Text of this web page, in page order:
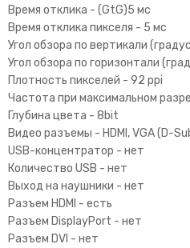
Время отклика - (GtG)5 мс
Время отклика пикселя - 5 мс
Угол обзора по вертикали
Угол обзора по горизонтали
Плотность пикселей - 92 ppi
Частота при максимальном
Глубина цвета - 8bit
Видео разъемы - HDMI ,VGA (D-
USB-концентратор - нет
Количество USB - нет
Выход на наушники - нет
Разъем HDMI - есть
Разъем DisplayPort - нет
Разъем DVI - нет